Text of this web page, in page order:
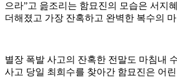
으라”고 읊조리는 함묘진의 모습은 서지
더해졌고 가장 잔혹하고 완벽한 복수의
별장 폭발 사고의 잔혹한 전말도 마침내
사고 당일 최희수를 찾아간 함묘진은 어린